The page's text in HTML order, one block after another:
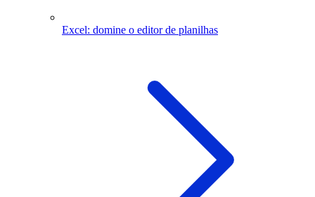
Excel: domine o editor de planilhas